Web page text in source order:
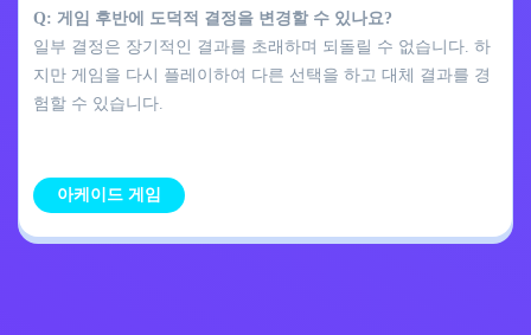
Q: 게임 후반에 도덕적 결정을 변경할 수 있나요?
일부 결정은 장기적인 결과를 초래하며 되돌릴 수 없습니다. 하
지만 게임을 다시 플레이하여 다른 선택을 하고 대체 결과를 경
험할 수 있습니다.
아케이드 게임